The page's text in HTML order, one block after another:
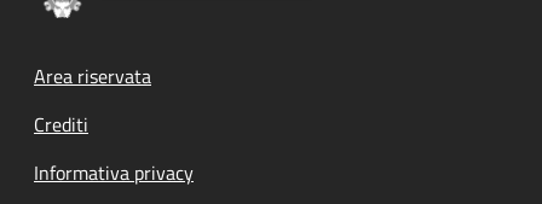
Footer menu
Area riservata
Crediti
Informativa privacy